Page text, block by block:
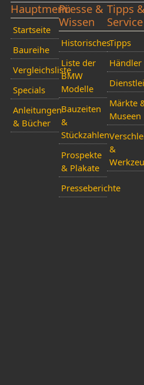
Hauptmenü
Startseite
Baureihe
Vergleichsliste
Specials
Anleitungen
& Bücher
Presse &
Wissen
Historisches
Liste der
BMW
Modelle
Bauzeiten
&
Stückzahlen
Prospekte
& Plakate
Presseberichte
Tipps &
Service
Tipps
Händler
Märkte
Museen
&